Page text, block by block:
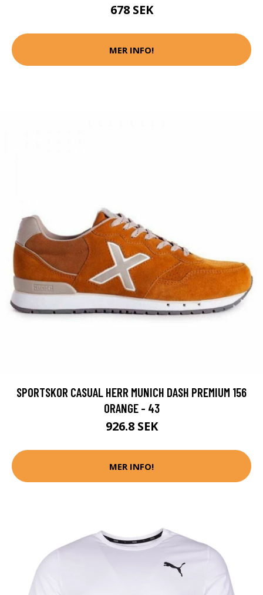
678 SEK
MER INFO!
SPORTSKOR CASUAL HERR MUNICH DASH PREMIUM 156
ORANGE - 43
926.8 SEK
MER INFO!